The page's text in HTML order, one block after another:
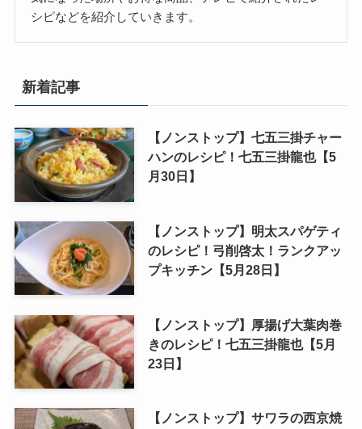
シピなどを紹介していきます。
新着記事
【ノンストップ】七五三掛チャー
ハンのレシピ！七五三掛龍也【5
月30日】
【ノンストップ】明太スパゲティ
のレシピ！弓削啓太！ランクアッ
プキッチン【5月28日】
【ノンストップ】厚揚げ大葉肉巻
きのレシピ！七五三掛龍也【5月
23日】
【ノンストップ】サワラの西京焼